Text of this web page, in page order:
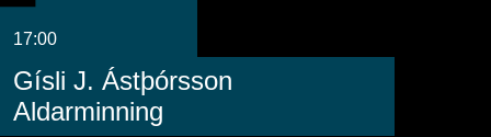
17:00
Gísli J. Ástþórsson
Aldarminning